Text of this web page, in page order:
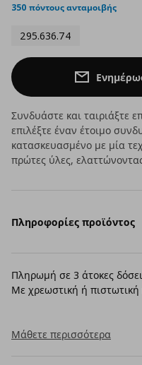
350 πόντους ανταμοιβής
295.636.74
Συνδυάστε και ταιριάξτε
επιλέξτε έναν έτοιμο
κατασκευασμένο με μία
πρώτες ύλες,
Πληροφορίες προϊόντος
Πληρωμή σε 3 άτοκες
Με χρεωστική ή πιστωτική
Μάθετε περισσότερα